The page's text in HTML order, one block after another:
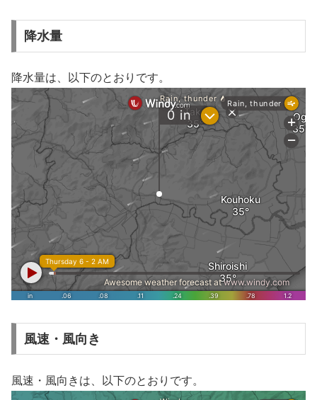
降水量
降水量は、以下のとおりです。
風速・風向き
風速・風向きは、以下のとおりです。